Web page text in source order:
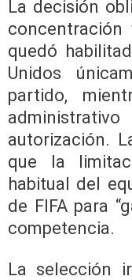
La decisión
concentración
quedó
Unidos
partido,
autorización.
que la
habitual del
de FIFA para
competencia.
La selección